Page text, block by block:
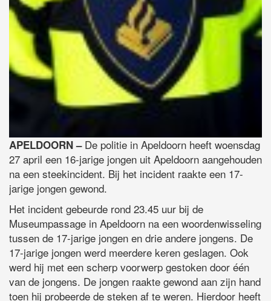
APELDOORN –De politie in Apeldoorn heeft woensdag
27 april een 16-jarige jongen uit Apeldoorn aangehouden
na een steekincident. Bij het incident raakte een 17-
jarige jongen gewond.
Het incident gebeurde rond 23.45 uur bij de
Museumpassage in Apeldoorn na een woordenwisseling
tussen de 17-jarige jongen en drie andere jongens. De
17-jarige jongen werd meerdere keren geslagen. Ook
werd hij met een scherp voorwerp gestoken door één
van de jongens. De jongen raakte gewond aan zijn hand
toen hij probeerde de steken af te weren. Hierdoor heeft